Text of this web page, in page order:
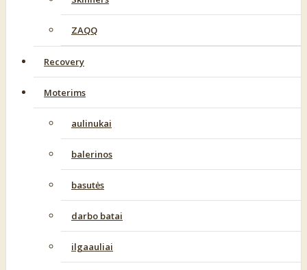
ZAQQ
Recovery
Moterims
aulinukai
balerinos
basutės
darbo batai
ilgaauliai